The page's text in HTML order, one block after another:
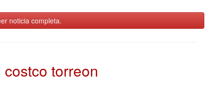
noticia completa.
costco torreon